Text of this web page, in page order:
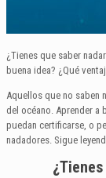
¿Tienes que saber
buena idea? ¿Qué
Aquellos que no saben
del océano. Aprender a
puedan certificarse, o
nadadores. Sigue